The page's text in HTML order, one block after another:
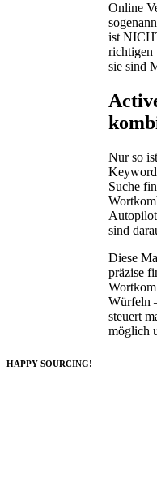
Online
ist
richtigen
sie sind
Nur so
Suche
Autopilot
sind
Diese
präzise
Würfeln
steuert
möglich
HAPPY SOURCING!